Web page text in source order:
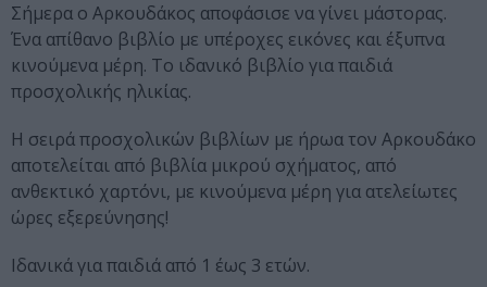
Σήμερα ο Αρκουδάκος αποφάσισε να γίνει μάστορας.
Ένα απίθανο βιβλίο με υπέροχες εικόνες και έξυπνα
κινούμενα μέρη. Το ιδανικό βιβλίο για παιδιά
προσχολικής ηλικίας.
Η σειρά προσχολικών βιβλίων με ήρωα τον Αρκουδάκο
αποτελείται από βιβλία μικρού σχήματος, από
ανθεκτικό χαρτόνι, με κινούμενα μέρη για ατελείωτες
ώρες εξερεύνησης!
Ιδανικά για παιδιά από 1 έως 3 ετών.